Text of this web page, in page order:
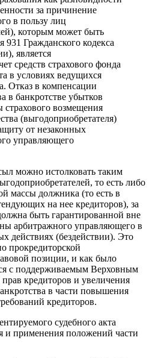
за причинение
в пользу лиц
которым может быть
931 Гражданского кодекса
является
средств страхового фонда
в условиях ведущихся
Отказ в компенсации
в банкротстве убытков
возмещения
(выгодоприобретателя)
от незаконных
управляющего
можно истолковать таким
то есть либо
массы должника (то есть в
на нее кредиторов), за
быть гарантированной вне
арбитражного управляющего в
действиях (бездействии). Это
прокредиторской
позиции, и как было
с поддерживаемым Верховным
кредиторов и увеличения
в части повышения
кредиторов.
судебного акта
и применения положений части